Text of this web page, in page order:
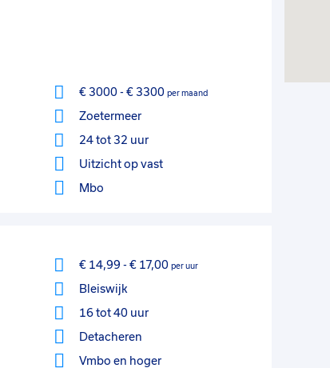
€ 3000- € 3300 per maand
Zoetermeer
24 tot 32 uur
Uitzicht op vast
Mbo
€ 14,99 - € 17,00 per uur
Bleiswijk
16 tot 40 uur
Detacheren
Vmbo en hoger